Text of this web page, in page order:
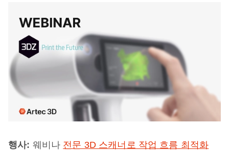
행사: 웨비나 전문 3D 스캐너로 작업 흐름 최적화